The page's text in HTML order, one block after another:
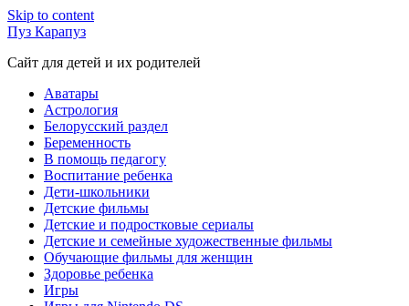
Skip to content
Пуз Карапуз
Сайт для детей и их родителей
Аватары
Астрология
Белорусский раздел
Беременность
В помощь педагогу
Воспитание ребенка
Дети-школьники
Детские фильмы
Детские и подростковые сериалы
Детские и семейные художественные фильмы
Обучающие фильмы для женщин
Здоровье ребенка
Игры